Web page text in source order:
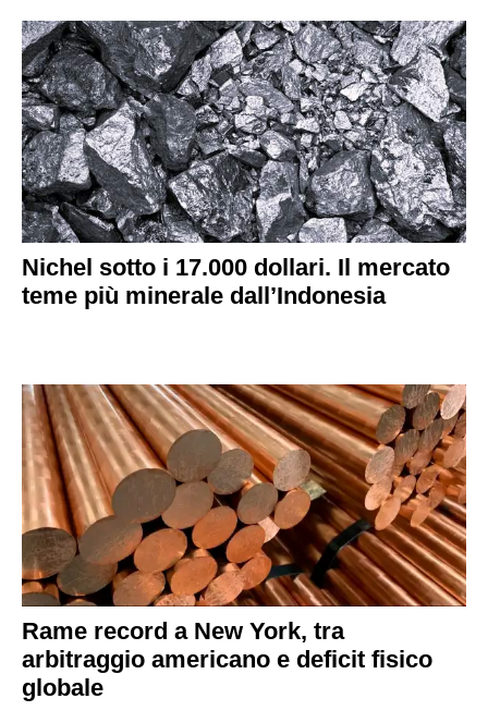
Nichel sotto i 17.000 dollari. Il mercato
teme più minerale dall’Indonesia
Rame record a New York, tra
arbitraggio americano e deficit fisico
globale